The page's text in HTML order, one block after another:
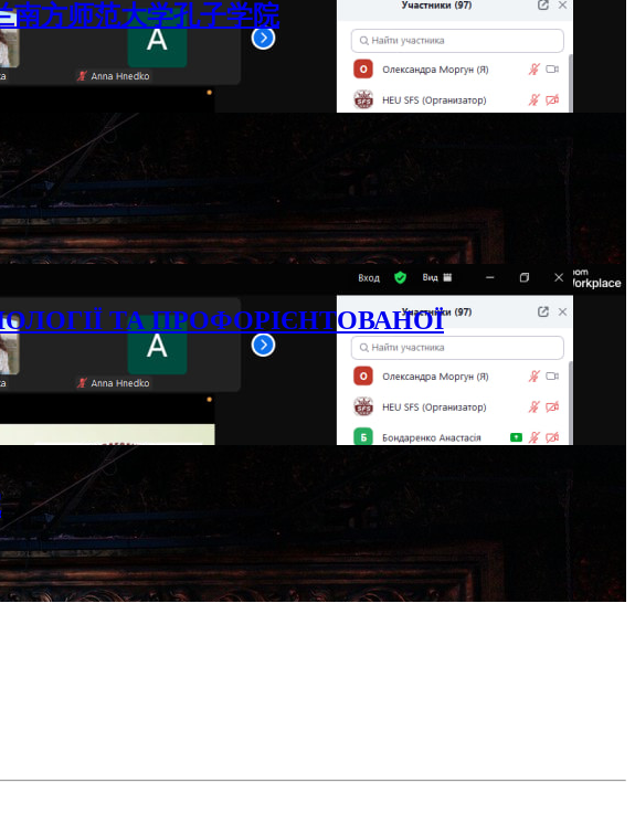
南方师范大学孔子学院
ТА ПРОФОРІЄНТОВАНОЇ